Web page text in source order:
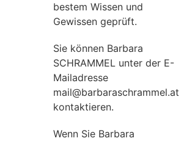
bestem Wissen und
Gewissen geprüft.
Sie können Barbara
SCHRAMMEL unter der E-
Mailadresse
mail@barbaraschrammel.at
kontaktieren.
Wenn Sie Barbara